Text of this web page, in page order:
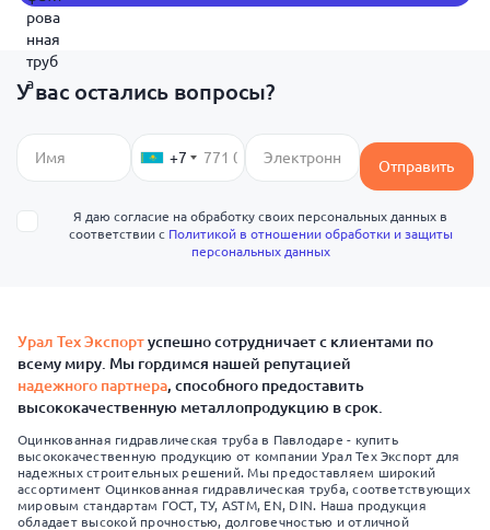
У вас остались вопросы?
+7 Отправить
Я даю согласие на обработку своих персональных данных в
соответствии с Политикой в отношении обработки и защиты
персональных данных
Урал Тех Экспортуспешно сотрудничает с клиентами по
всему миру. Мы гордимся нашей репутацией
надежного партнера, способного предоставить
высококачественную металлопродукцию в срок.
Оцинкованная гидравлическая труба в Павлодаре - купить
высококачественную продукцию от компании Урал Тех Экспорт для
надежных строительных решений. Мы предоставляем широкий
ассортимент Оцинкованная гидравлическая труба, соответствующих
мировым стандартам ГОСТ, ТУ, ASTM, EN, DIN. Наша продукция
обладает высокой прочностью, долговечностью и отличной